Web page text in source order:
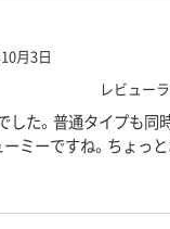
月3日
レビュー
した。普通タイプも同
ミーですね。ちょっと